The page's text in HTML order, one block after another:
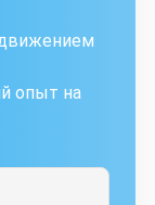
опыт на